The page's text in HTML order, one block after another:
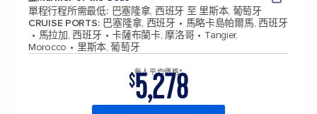
單程行程所需最低: 巴塞隆拿, 西班牙 至 里斯本, 葡萄牙
CRUISE PORTS: 巴塞隆拿, 西班牙
馬略卡島帕爾馬, 西班牙
馬拉加, 西班牙
卡薩布蘭卡, 摩洛哥
Tangier,
Morocco
里斯本, 葡萄牙
每人平均價格*
$5,278